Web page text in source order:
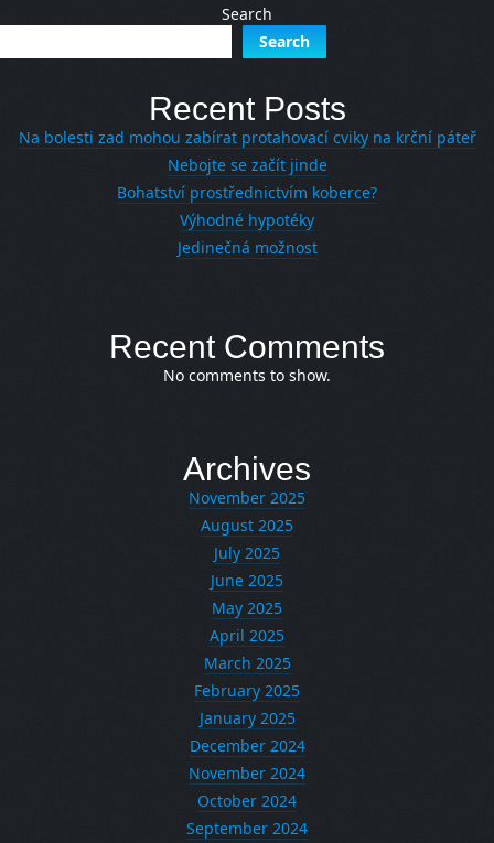
Search
Search
Recent Posts
Na bolesti zad mohou zabírat protahovací cviky na krční páteř
Nebojte se začít jinde
Bohatství prostřednictvím koberce?
Výhodné hypotéky
Jedinečná možnost
Recent Comments
No comments to show.
Archives
November 2025
August 2025
July 2025
June 2025
May 2025
April 2025
March 2025
February 2025
January 2025
December 2024
November 2024
October 2024
September 2024